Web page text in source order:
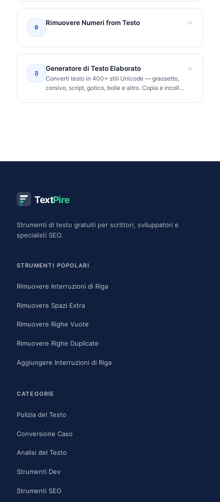
9
Rimuovere Numeri from Testo
𝔉
Generatore di Testo Elaborato
Converti testo in 400+ stili Unicode — grassetto,
corsivo, script, gotico, bolle e altro. Copia e incolla
TextPire
Strumenti di testo gratuiti per scrittori, sviluppatori e
specialisti SEO.
STRUMENTI POPOLARI
Rimuovere Interruzioni di Riga
Rimuovere Spazi Extra
Rimuovere Righe Vuote
Rimuovere Righe Duplicate
Aggiungere Interruzioni di Riga
CATEGORIE
Pulizia del Testo
Conversione Caso
Analisi del Testo
Strumenti Dev
Strumenti SEO